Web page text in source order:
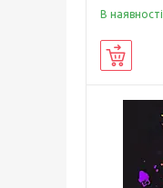
В наявності